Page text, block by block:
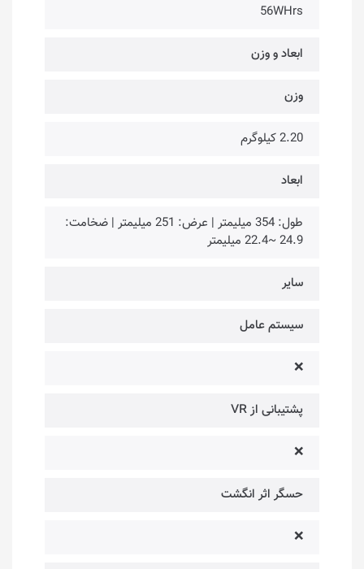
56WHrs
ابعاد و وزن
وزن
2.20 کیلوگرم
ابعاد
طول: 354 میلیمتر | عرض: 251 میلیمتر | ضخامت:
24.9 ~22.4 میلیمتر
سایر
سیستم عامل
❌
پشتیبانی از VR
❌
حسگر اثر انگشت
❌